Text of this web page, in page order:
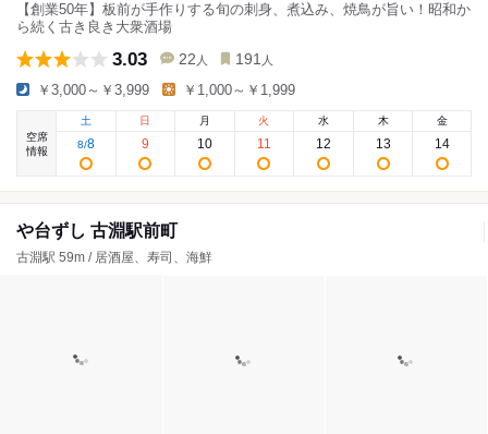
【創業50年】板前が手作りする旬の刺身、煮込み、焼鳥が旨い！昭和か
ら続く古き良き大衆酒場
3.03 22 人 191 人
￥3,000～￥3,999 ￥1,000～￥1,999
空席
情報
土
8/8
日
9
月
10
火
11
水
12
木
13
金
14
や台ずし 古淵駅前町
古淵駅 59m / 居酒屋、寿司、海鮮